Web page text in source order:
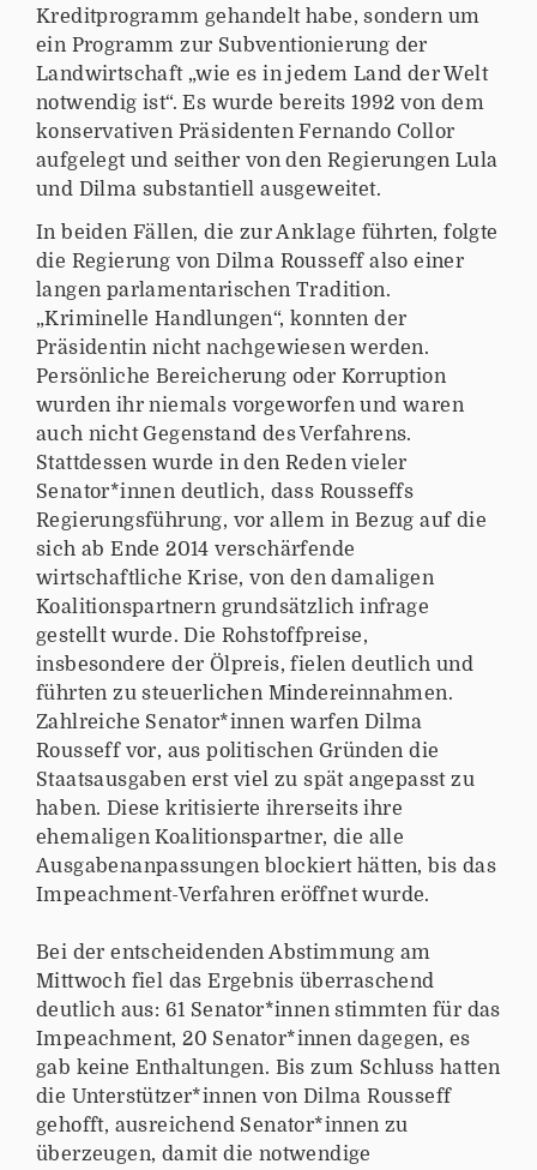
Kreditprogramm gehandelt habe, sondern um
ein Programm zur Subventionierung der
Landwirtschaft „wie es in jedem Land der Welt
notwendig ist“. Es wurde bereits 1992 von dem
konservativen Präsidenten Fernando Collor
aufgelegt und seither von den Regierungen Lula
und Dilma substantiell ausgeweitet.
In beiden Fällen, die zur Anklage führten, folgte
die Regierung von Dilma Rousseff also einer
langen parlamentarischen Tradition.
„Kriminelle Handlungen“, konnten der
Präsidentin nicht nachgewiesen werden.
Persönliche Bereicherung oder Korruption
wurden ihr niemals vorgeworfen und waren
auch nicht Gegenstand des Verfahrens.
Stattdessen wurde in den Reden vieler
Senator*innen deutlich, dass Rousseffs
Regierungsführung, vor allem in Bezug auf die
sich ab Ende 2014 verschärfende
wirtschaftliche Krise, von den damaligen
Koalitionspartnern grundsätzlich infrage
gestellt wurde. Die Rohstoffpreise,
insbesondere der Ölpreis, fielen deutlich und
führten zu steuerlichen Mindereinnahmen.
Zahlreiche Senator*innen warfen Dilma
Rousseff vor, aus politischen Gründen die
Staatsausgaben erst viel zu spät angepasst zu
haben. Diese kritisierte ihrerseits ihre
ehemaligen Koalitionspartner, die alle
Ausgabenanpassungen blockiert hätten, bis das
Impeachment-Verfahren eröffnet wurde.
Bei der entscheidenden Abstimmung am
Mittwoch fiel das Ergebnis überraschend
deutlich aus: 61 Senator*innen stimmten für das
Impeachment, 20 Senator*innen dagegen, es
gab keine Enthaltungen. Bis zum Schluss hatten
die Unterstützer*innen von Dilma Rousseff
gehofft, ausreichend Senator*innen zu
überzeugen, damit die notwendige